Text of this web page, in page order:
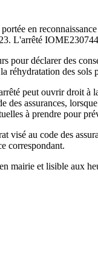
en
L'arrêté
pour déclarer des
réhydratation des
peut ouvrir droit à
des assurances,
à prendre pour
visé au code des
correspondant.
mairie et lisible aux